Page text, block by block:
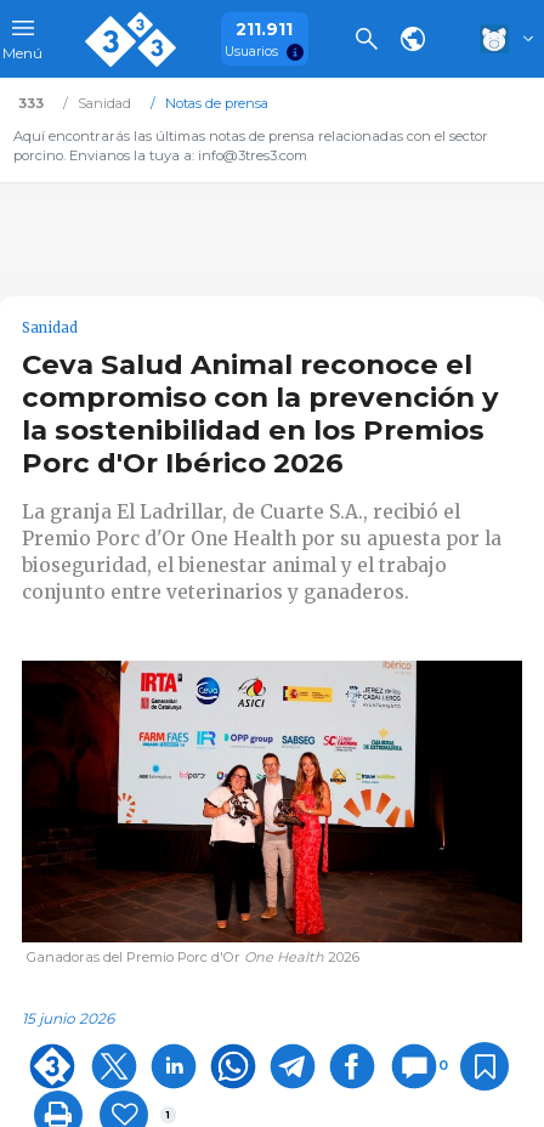
Menú
211.911
Usuarios
333 Sanidad
Notas de prensa
Aquí encontrarás las últimas notas de prensa relacionadas con el sector
porcino. Envianos la tuya a: info@3tres3.com
Sanidad
Ceva Salud Animal reconoce el
compromiso con la prevención y
la sostenibilidad en los Premios
Porc d'Or Ibérico 2026
La granja El Ladrillar, de Cuarte S.A., recibió el
Premio Porc d'Or One Health por su apuesta por la
bioseguridad, el bienestar animal y el trabajo
conjunto entre veterinarios y ganaderos.
Ganadoras del Premio Porc d'Or One Health 2026
15 junio 2026
0
1